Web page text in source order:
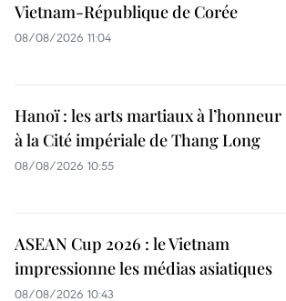
Vietnam-République de Corée
08/08/2026 11:04
Hanoï : les arts martiaux à l’honneur
à la Cité impériale de Thang Long
08/08/2026 10:55
ASEAN Cup 2026 : le Vietnam
impressionne les médias asiatiques
08/08/2026 10:43